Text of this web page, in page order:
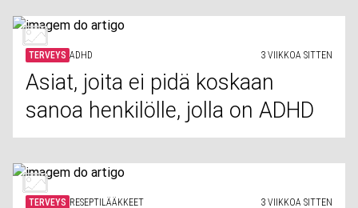
TERVEYS ADHD 3 VIIKKOA SITTEN
Asiat, joita ei pidä koskaan
sanoa henkilölle, jolla on ADHD
TERVEYS RESEPTILÄÄKKEET 3 VIIKKOA SITTEN